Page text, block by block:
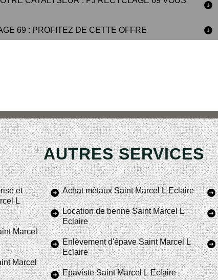
69 : PROFITEZ DE CETTE OFFRE
AUTRES SERVICES
et
L
Marcel
Marcel
Achat métaux Saint Marcel L Eclaire
Location de benne Saint Marcel L
Eclaire
Enlèvement d'épave Saint Marcel L
Eclaire
Epaviste Saint Marcel L Eclaire